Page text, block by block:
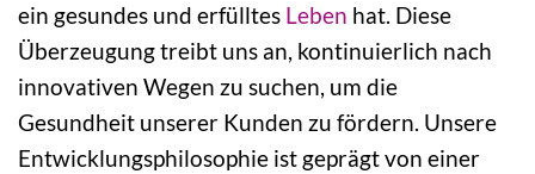
ein gesundes und erfülltes Leben hat. Diese
Überzeugung treibt uns an, kontinuierlich nach
innovativen Wegen zu suchen, um die
Gesundheit unserer Kunden zu fördern. Unsere
Entwicklungsphilosophie ist geprägt von einer